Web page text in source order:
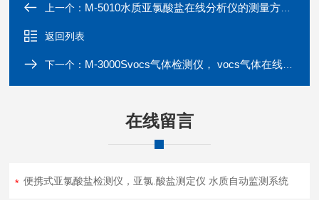
上一个： M-5010水质亚氯酸盐在线分析仪的测量方法 在线水质监测系统
返回列表
下一个： M-3000Svocs气体检测仪， vocs气体在线监测设备
在线留言